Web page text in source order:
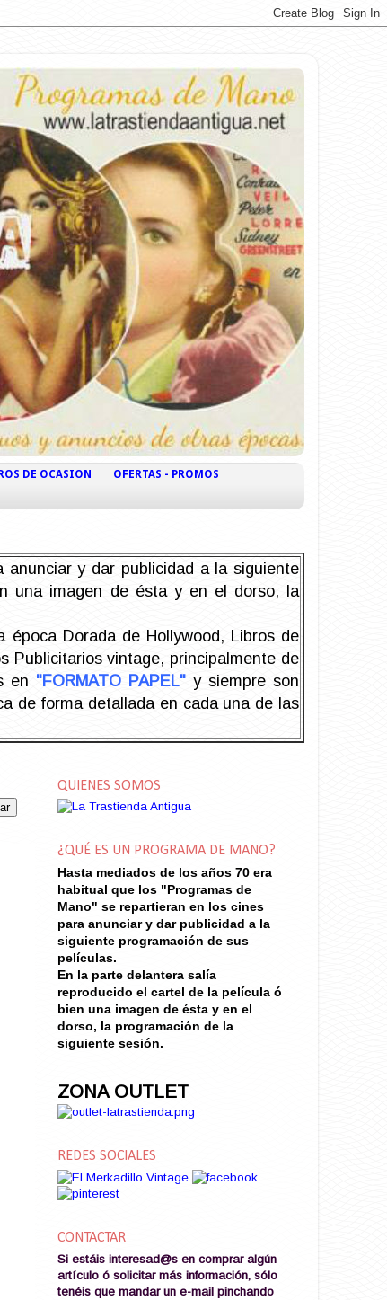
DE OCASION
OFERTAS - PROMOS
y dar publicidad a la siguiente
una imagen de ésta y en el dorso, la
Dorada de Hollywood, Libros de
Publicitarios vintage, principalmente de
en "FORMATO PAPEL" y siempre son
de forma detallada en cada una de las
QUIENES SOMOS
¿QUÉ ES UN PROGRAMA DE MANO?
Hasta mediados de los años 70 era
habitual que los "Programas de
Mano" se repartieran en los cines
para anunciar y dar publicidad a la
siguiente programación de sus
películas.
En la parte delantera salía
reproducido el cartel de la película ó
bien una imagen de ésta y en el
dorso, la programación de la
siguiente sesión.
ZONA OUTLET
REDES SOCIALES
CONTACTAR
Si estáis interesad@s en comprar algún
artículo ó solicitar más información, sólo
tenéis que mandar un e-mail pinchando